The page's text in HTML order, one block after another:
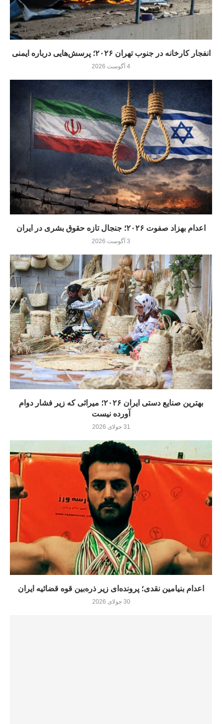
انفجار کارخانه در جنوب تهران ۲۰۲۶؛ پرسش‌هایی درباره ایمنی
4 آگوست 2026
اعدام بهزاد صفوت ۲۰۲۶؛ جنجال تازه حقوق بشری در ایران
3 آگوست 2026
بهترین صنایع دستی ایران ۲۰۲۶؛ میراثی که زیر فشار دوام
آورده نيست
31 جولای 2026
اعدام بنیامین نقدی؛ پرونده‌ای زیر ذره‌بین قوه قضائیه ایران
30 جولای 2026